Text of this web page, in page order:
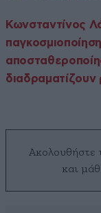
Κωνσταντίνος
διαδραματίζουν
Ακολουθήστε
και